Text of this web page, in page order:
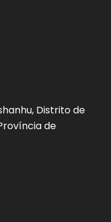
Distrito de
de